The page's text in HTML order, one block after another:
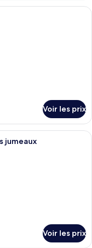
moderne avec une table à
Voir les prix
d’hôtel moderne
jumeaux
Voir les prix